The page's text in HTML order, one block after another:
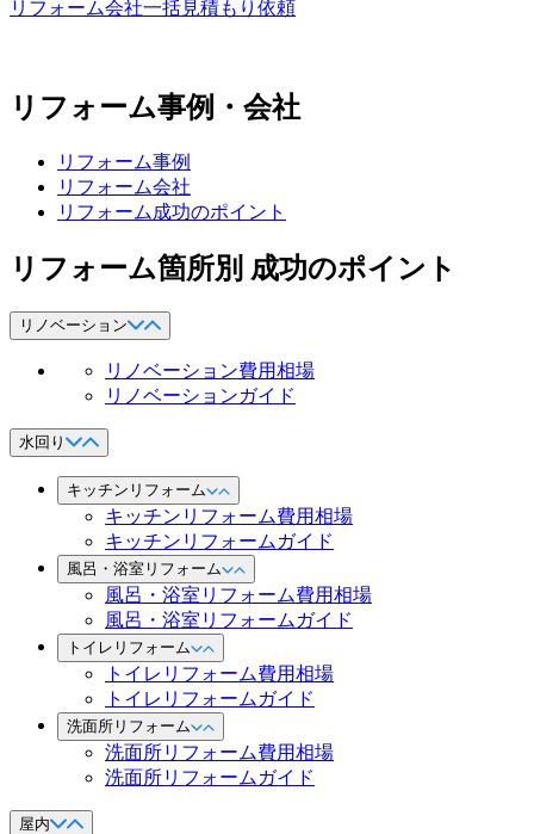
リフォーム会社一括見積もり依頼
リフォーム事例・会社
リフォーム事例
リフォーム会社
リフォーム成功のポイント
リフォーム箇所別 成功のポイント
リノベーション
リノベーション費用相場
リノベーションガイド
水回り
キッチンリフォーム
キッチンリフォーム費用相場
キッチンリフォームガイド
風呂・浴室リフォーム
風呂・浴室リフォーム費用相場
風呂・浴室リフォームガイド
トイレリフォーム
トイレリフォーム費用相場
トイレリフォームガイド
洗面所リフォーム
洗面所リフォーム費用相場
洗面所リフォームガイド
屋内